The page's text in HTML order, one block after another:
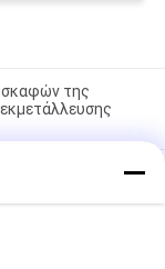
σκαφών της
Virgin χαρτιού
τσιμέντου
έκρηξης για την